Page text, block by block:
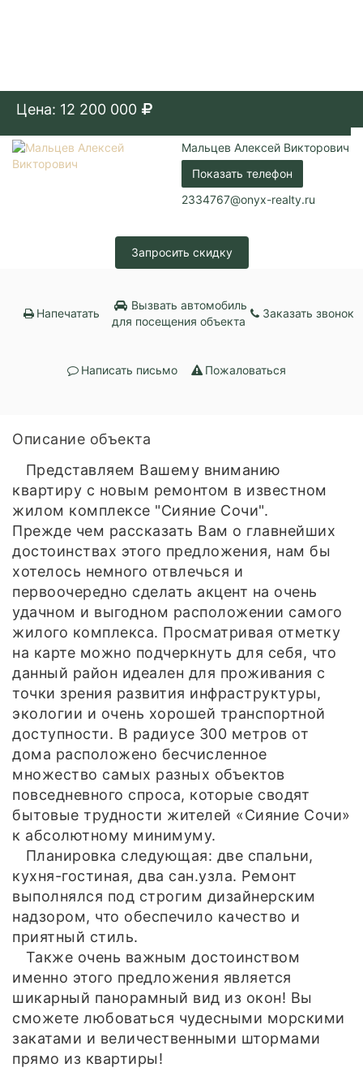
Цена: 12 200 000
Мальцев Алексей Викторович
Показать телефон
2334767@onyx-realty.ru
Запросить скидку
Напечатать
Вызвать автомобиль
для посещения объекта
Заказать звонок
Написать письмо Пожаловаться
Описание объекта
Представляем Вашему вниманию
квартиру с новым ремонтом в известном
жилом комплексе "Сияние Сочи".
Прежде чем рассказать Вам о главнейших
достоинствах этого предложения, нам бы
хотелось немного отвлечься и
первоочередно сделать акцент на очень
удачном и выгодном расположении самого
жилого комплекса. Просматривая отметку
на карте можно подчеркнуть для себя, что
данный район идеален для проживания с
точки зрения развития инфраструктуры,
экологии и очень хорошей транспортной
доступности. В радиусе 300 метров от
дома расположено бесчисленное
множество самых разных объектов
повседневного спроса, которые сводят
бытовые трудности жителей «Сияние Сочи»
к абсолютному минимуму.
Планировка следующая: две спальни,
кухня-гостиная, два сан.узла. Ремонт
выполнялся под строгим дизайнерским
надзором, что обеспечило качество и
приятный стиль.
Также очень важным достоинством
именно этого предложения является
шикарный панорамный вид из окон! Вы
сможете любоваться чудесными морскими
закатами и величественными штормами
прямо из квартиры!